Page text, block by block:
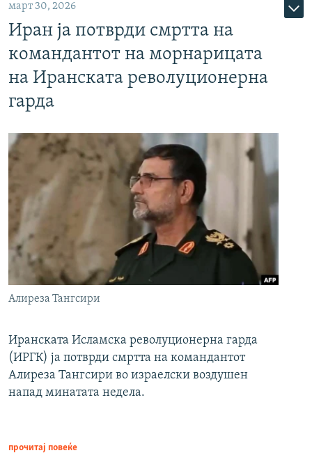
март 30, 2026
Иран ја потврди смртта на
командантот на морнарицата
на Иранската револуционерна
гарда
Алиреза Тангсири
Иранската Исламска револуционерна гарда
(ИРГК) ја потврди смртта на командантот
Алиреза Тангсири во израелски воздушен
напад минатата недела.
прочитај повеќе